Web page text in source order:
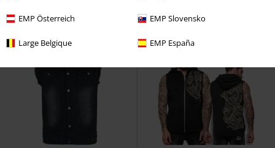
EMP Österreich EMP Slovensko
Large Belgique EMP España